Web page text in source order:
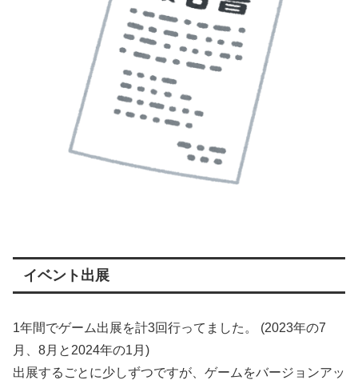
イベント出展
1年間でゲーム出展を計3回行ってました。 (2023年の7
月、8月と2024年の1月)
出展するごとに少しずつですが、ゲームをバージョンアッ